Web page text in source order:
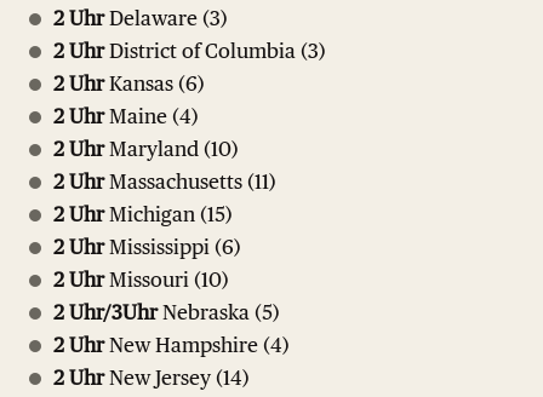
2 UhrDelaware (3)
2 UhrDistrict of Columbia (3)
2 UhrKansas (6)
2 UhrMaine (4)
2 UhrMaryland (10)
2 UhrMassachusetts (11)
2 UhrMichigan (15)
2 UhrMississippi (6)
2 UhrMissouri (10)
2 Uhr/3UhrNebraska (5)
2 UhrNew Hampshire (4)
2 UhrNew Jersey (14)